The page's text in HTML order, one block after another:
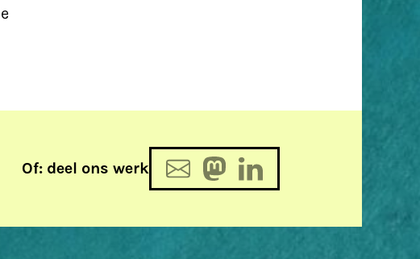
Of: deel ons werk